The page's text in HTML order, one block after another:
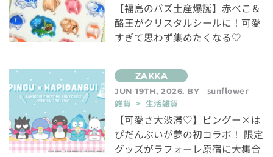
【福島のバズ土産爆誕】赤べこ＆
酪王がクリスタルシールに！可愛
すぎて思わず集めたくなる♡
JUN 19TH, 2026. BY
sunflower
雑貨 > 生活雑貨
【可愛さ大渋滞♡】ピングー×は
ぴだんぶいが夢の初コラボ！ 限定
グッズがラフォーレ原宿に大集合